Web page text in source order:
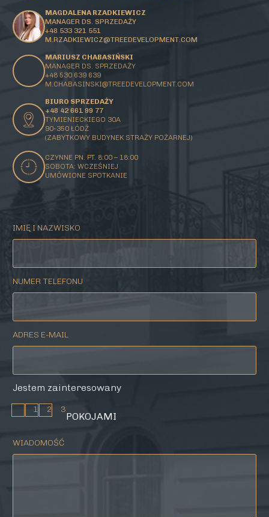
MAGDALENA RZADKIEWICZ
MANAGER DS. SPRZEDAŻY
+48 533 321 551
M.RZADKIEWICZ@TREEDEVELOPMENT.COM
MARIUSZ CHABASIŃSKI
MANAGER DS. SPRZEDAŻY
+48 530 639 639
M.CHABASINSKI@TREEDEVELOPMENT.COM
BIURO SPRZEDAŻY
+48 42 661 99 77
TYMIENIECKIEGO 30A
90-350 ŁÓDŹ
(ZABYTKOWY BUDYNEK STRAŻY POŻARNEJ)
CZYNNE PN. PT. 8:00 – 18:00
SOBOTA: WCZEŚNIEJ
UMÓWIONE SPOTKANIE
IMIĘ I NAZWISKO
NUMER TELEFONU
ADRES E-MAIL
Jestem zainteresowany
1 2 3
POKOJAMI
WIADOMOŚĆ